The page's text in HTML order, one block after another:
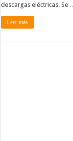
descargas eléctricas. Se …
Leer más